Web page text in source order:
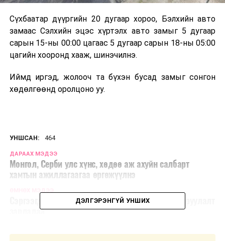
Сүхбаатар дүүргийн 20 дугаар хороо, Бэлхийн авто
замаас Сэлхийн эцэс хүртэлх авто замыг 5 дугаар
сарын 15-ны 00:00 цагаас 5 дугаар сарын 18-ны 05:00
цагийн хооронд хааж, шинэчилнэ.
Иймд иргэд, жолооч та бүхэн бусад замыг сонгон
хөдөлгөөнд оролцоно уу.
УНШСАН: 464
ДАРААХ МЭДЭЭ
Монгол, Серби улс хүнс, хөдөө аж ахуйн салбарт
хамтын ажиллагаагаа өргөжүүлнэ
Сэргээгдэх эрчим хүчний салбарт сонгон шалгаруулалт
зарлалаа
ДЭЛГЭРЭНГҮЙ УНШИХ